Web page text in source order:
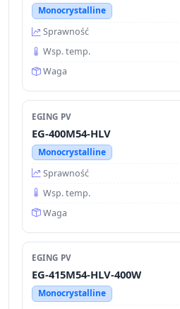
Monocrystalline
Sprawność
Wsp. temp.
Waga
EGING PV
EG-400M54-HLV
Monocrystalline
Sprawność
Wsp. temp.
Waga
EGING PV
EG-415M54-HLV-400W
Monocrystalline